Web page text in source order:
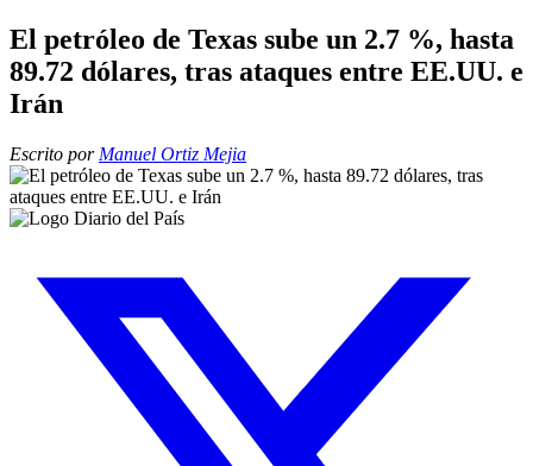
El petróleo de Texas sube un 2.7 %, hasta
89.72 dólares, tras ataques entre EE.UU. e
Irán
Escrito por Manuel Ortiz Mejia